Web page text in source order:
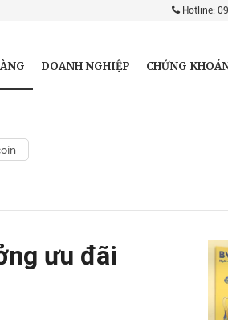
Hotline:
DOANH NGHIỆP CHỨNG
ưu đãi